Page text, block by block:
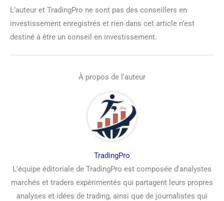
L’auteur et TradingPro ne sont pas des conseillers en
investissement enregistrés et rien dans cet article n’est
destiné à être un conseil en investissement.
À propos de l'auteur
TradingPro
L'équipe éditoriale de TradingPro est composée d'analystes
marchés et traders expérimentés qui partagent leurs propres
analyses et idées de trading, ainsi que de journalistes qui